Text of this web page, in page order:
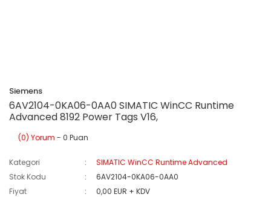
Siemens
6AV2104-0KA06-0AA0 SIMATIC WinCC Runtime
Advanced 8192 Power Tags V16,
(0) Yorum - 0 Puan
Kategori
SIMATIC WinCC Runtime Advanced
Stok Kodu
6AV2104-0KA06-0AA0
Fiyat
0,00 EUR + KDV